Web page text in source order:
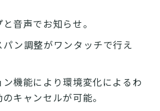
音声でお知らせ。
ン調整がワンタッチで行え
機能により環境変化によるわ
キャンセルが可能。